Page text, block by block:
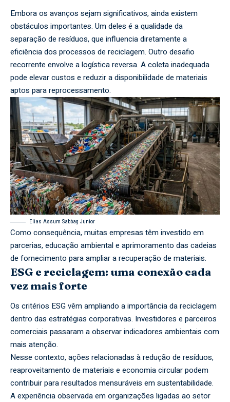
Embora os avanços sejam significativos, ainda existem
obstáculos importantes. Um deles é a qualidade da
separação de resíduos, que influencia diretamente a
eficiência dos processos de reciclagem. Outro desafio
recorrente envolve a logística reversa. A coleta inadequada
pode elevar custos e reduzir a disponibilidade de materiais
aptos para reprocessamento.
Elias Assum Sabbag Junior
Como consequência, muitas empresas têm investido em
parcerias, educação ambiental e aprimoramento das cadeias
de fornecimento para ampliar a recuperação de materiais.
ESG e reciclagem: uma conexão cada
vez mais forte
Os critérios ESG vêm ampliando a importância da reciclagem
dentro das estratégias corporativas. Investidores e parceiros
comerciais passaram a observar indicadores ambientais com
mais atenção.
Nesse contexto, ações relacionadas à redução de resíduos,
reaproveitamento de materiais e economia circular podem
contribuir para resultados mensuráveis em sustentabilidade.
A experiência observada em organizações ligadas ao setor